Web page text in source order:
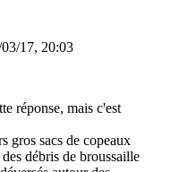
17, 20:03
réponse, mais c'est
gros sacs de copeaux
débris de broussaille